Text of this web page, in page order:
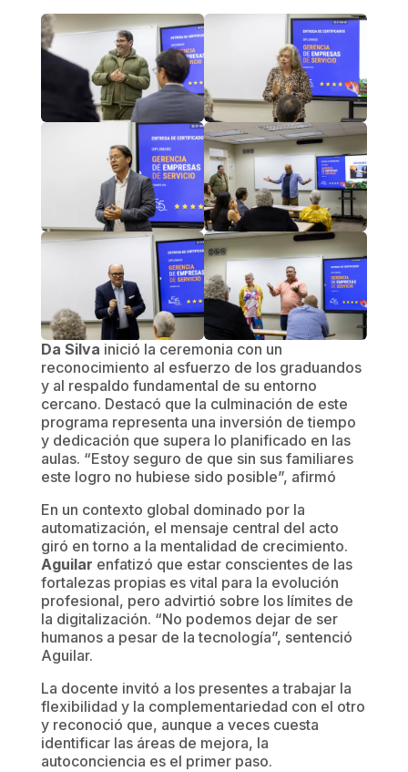
Da Silva inició la ceremonia con un
reconocimiento al esfuerzo de los graduandos
y al respaldo fundamental de su entorno
cercano. Destacó que la culminación de este
programa representa una inversión de tiempo
y dedicación que supera lo planificado en las
aulas. “Estoy seguro de que sin sus familiares
este logro no hubiese sido posible”, afirmó
En un contexto global dominado por la
automatización, el mensaje central del acto
giró en torno a la mentalidad de crecimiento.
Aguilar enfatizó que estar conscientes de las
fortalezas propias es vital para la evolución
profesional, pero advirtió sobre los límites de
la digitalización. “No podemos dejar de ser
humanos a pesar de la tecnología”, sentenció
Aguilar.
La docente invitó a los presentes a trabajar la
flexibilidad y la complementariedad con el otro
y reconoció que, aunque a veces cuesta
identificar las áreas de mejora, la
autoconciencia es el primer paso.